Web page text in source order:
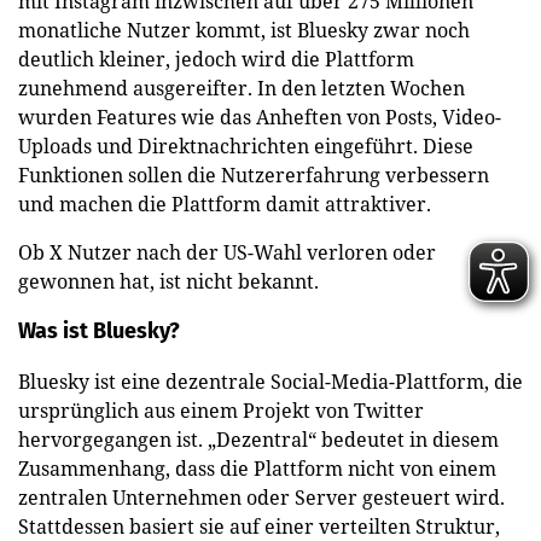
monatliche Nutzer kommt, ist Bluesky zwar noch
deutlich kleiner, jedoch wird die Plattform
zunehmend ausgereifter. In den letzten Wochen
wurden Features wie das Anheften von Posts, Video-
Uploads und Direktnachrichten eingeführt. Diese
Funktionen sollen die Nutzererfahrung verbessern
und machen die Plattform damit attraktiver.
Ob X Nutzer nach der US-Wahl verloren oder
gewonnen hat, ist nicht bekannt.
Was ist Bluesky?
Bluesky ist eine dezentrale Social-Media-Plattform, die
ursprünglich aus einem Projekt von Twitter
hervorgegangen ist. „Dezentral“ bedeutet in diesem
Zusammenhang, dass die Plattform nicht von einem
zentralen Unternehmen oder Server gesteuert wird.
Stattdessen basiert sie auf einer verteilten Struktur,